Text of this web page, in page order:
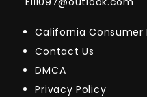
California Consumer
Contact Us
DMCA
Privacy Policy